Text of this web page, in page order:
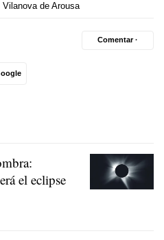
Vilanova de Arousa
Comentar ·
el eclipse